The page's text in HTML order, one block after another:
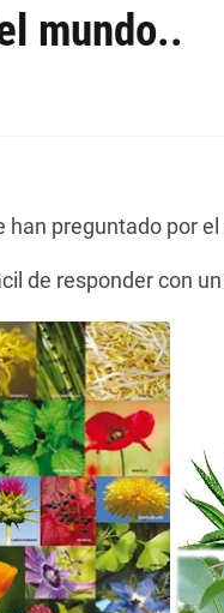
mundo..
han preguntado por
de responder con